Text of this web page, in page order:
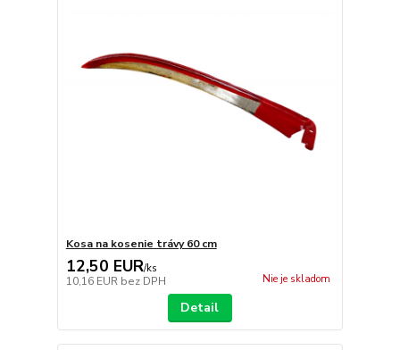
Kosa na kosenie trávy 60 cm
12,50 EUR/ks
10,16 EUR bez DPH Nie je skladom
Detail